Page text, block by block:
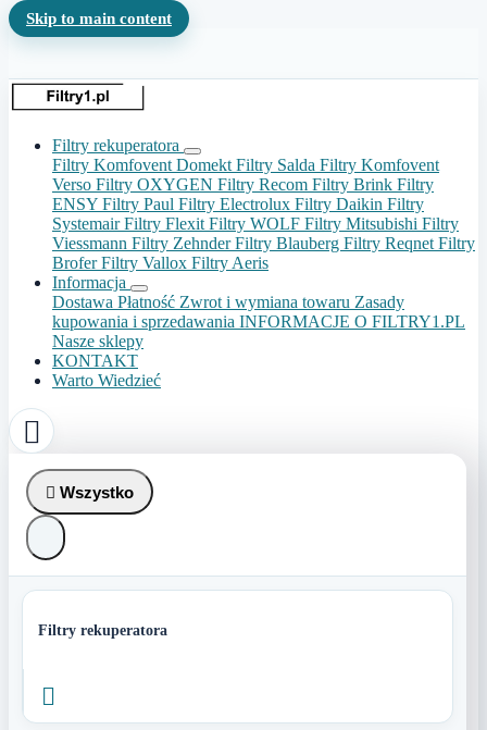
Skip to main content
Filtry rekuperatora
Filtry Komfovent Domekt Filtry Salda Filtry Komfovent
Verso Filtry OXYGEN Filtry Recom Filtry Brink Filtry
ENSY Filtry Paul Filtry Electrolux Filtry Daikin Filtry
SystemairFiltry Flexit Filtry WOLF Filtry Mitsubishi Filtry
Viessmann Filtry ZehnderFiltry Blauberg Filtry Reqnet Filtry
BroferFiltry Vallox Filtry Aeris
Informacja
Dostawa Płatność Zwrot i wymiana towaru Zasady
kupowania i sprzedawania INFORMACJE O FILTRY1.PL
Nasze sklepy
KONTAKT
Warto Wiedzieć

 Wszystko
Filtry rekuperatora
